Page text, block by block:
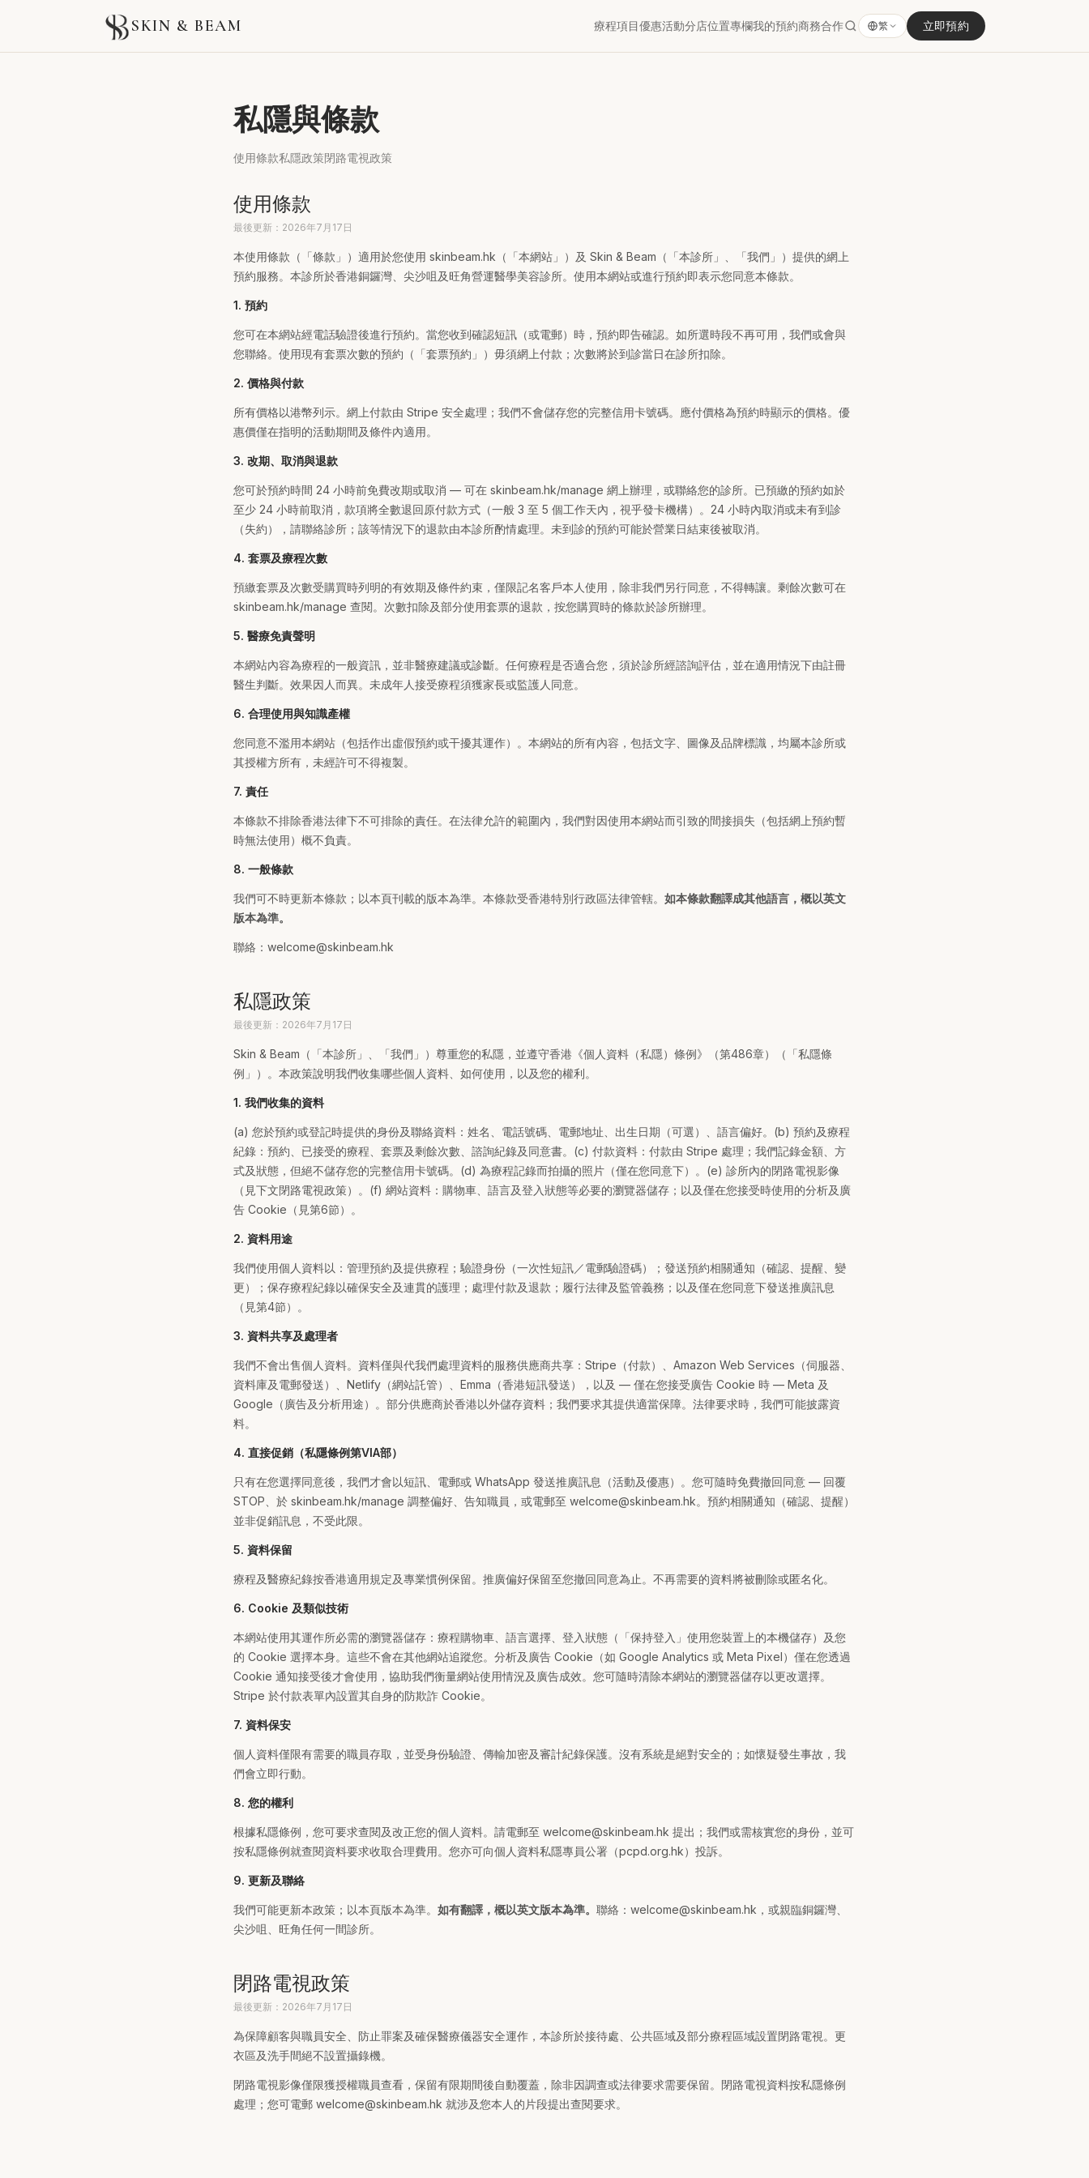
SKIN & BEAM 療程項目優惠活動分店位置專欄我的預約商務合作 繁 立即預約
私隱與條款
使用條款私隱政策閉路電視政策
使用條款
最後更新：2026年7月17日
本使用條款（「條款」）適用於您使用 skinbeam.hk（「本網站」）及 Skin & Beam（「本診所」、「我們」）提供的網上
預約服務。本診所於香港銅鑼灣、尖沙咀及旺角營運醫學美容診所。使用本網站或進行預約即表示您同意本條款。
1. 預約
您可在本網站經電話驗證後進行預約。當您收到確認短訊（或電郵）時，預約即告確認。如所選時段不再可用，我們或會與
您聯絡。使用現有套票次數的預約（「套票預約」）毋須網上付款；次數將於到診當日在診所扣除。
2. 價格與付款
所有價格以港幣列示。網上付款由 Stripe 安全處理；我們不會儲存您的完整信用卡號碼。應付價格為預約時顯示的價格。優
惠價僅在指明的活動期間及條件內適用。
3. 改期、取消與退款
您可於預約時間 24 小時前免費改期或取消 — 可在 skinbeam.hk/manage 網上辦理，或聯絡您的診所。已預繳的預約如於
至少 24 小時前取消，款項將全數退回原付款方式（一般 3 至 5 個工作天內，視乎發卡機構）。24 小時內取消或未有到診
（失約），請聯絡診所；該等情況下的退款由本診所酌情處理。未到診的預約可能於營業日結束後被取消。
4. 套票及療程次數
預繳套票及次數受購買時列明的有效期及條件約束，僅限記名客戶本人使用，除非我們另行同意，不得轉讓。剩餘次數可在
skinbeam.hk/manage 查閱。次數扣除及部分使用套票的退款，按您購買時的條款於診所辦理。
5. 醫療免責聲明
本網站內容為療程的一般資訊，並非醫療建議或診斷。任何療程是否適合您，須於診所經諮詢評估，並在適用情況下由註冊
醫生判斷。效果因人而異。未成年人接受療程須獲家長或監護人同意。
6. 合理使用與知識產權
您同意不濫用本網站（包括作出虛假預約或干擾其運作）。本網站的所有內容，包括文字、圖像及品牌標識，均屬本診所或
其授權方所有，未經許可不得複製。
7. 責任
本條款不排除香港法律下不可排除的責任。在法律允許的範圍內，我們對因使用本網站而引致的間接損失（包括網上預約暫
時無法使用）概不負責。
8. 一般條款
我們可不時更新本條款；以本頁刊載的版本為準。本條款受香港特別行政區法律管轄。 如本條款翻譯成其他語言，概以英文
版本為準。
聯絡：welcome@skinbeam.hk
私隱政策
最後更新：2026年7月17日
Skin & Beam（「本診所」、「我們」）尊重您的私隱，並遵守香港《個人資料（私隱）條例》（第486章）（「私隱條
例」）。本政策說明我們收集哪些個人資料、如何使用，以及您的權利。
1. 我們收集的資料
(a) 您於預約或登記時提供的身份及聯絡資料：姓名、電話號碼、電郵地址、出生日期（可選）、語言偏好。(b) 預約及療程
紀錄：預約、已接受的療程、套票及剩餘次數、諮詢紀錄及同意書。(c) 付款資料：付款由 Stripe 處理；我們記錄金額、方
式及狀態，但絕不儲存您的完整信用卡號碼。(d) 為療程記錄而拍攝的照片（僅在您同意下）。(e) 診所內的閉路電視影像
（見下文閉路電視政策）。(f) 網站資料：購物車、語言及登入狀態等必要的瀏覽器儲存；以及僅在您接受時使用的分析及廣
告 Cookie（見第6節）。
2. 資料用途
我們使用個人資料以：管理預約及提供療程；驗證身份（一次性短訊／電郵驗證碼）；發送預約相關通知（確認、提醒、變
更）；保存療程紀錄以確保安全及連貫的護理；處理付款及退款；履行法律及監管義務；以及僅在您同意下發送推廣訊息
（見第4節）。
3. 資料共享及處理者
我們不會出售個人資料。資料僅與代我們處理資料的服務供應商共享：Stripe（付款）、Amazon Web Services（伺服器、
資料庫及電郵發送）、Netlify（網站託管）、Emma（香港短訊發送），以及 — 僅在您接受廣告 Cookie 時 — Meta 及
Google（廣告及分析用途）。部分供應商於香港以外儲存資料；我們要求其提供適當保障。法律要求時，我們可能披露資
料。
4. 直接促銷（私隱條例第VIA部）
只有在您選擇同意後，我們才會以短訊、電郵或 WhatsApp 發送推廣訊息（活動及優惠）。您可隨時免費撤回同意 — 回覆
STOP、於 skinbeam.hk/manage 調整偏好、告知職員，或電郵至 welcome@skinbeam.hk。預約相關通知（確認、提醒）
並非促銷訊息，不受此限。
5. 資料保留
療程及醫療紀錄按香港適用規定及專業慣例保留。推廣偏好保留至您撤回同意為止。不再需要的資料將被刪除或匿名化。
6. Cookie 及類似技術
本網站使用其運作所必需的瀏覽器儲存：療程購物車、語言選擇、登入狀態（「保持登入」使用您裝置上的本機儲存）及您
的 Cookie 選擇本身。這些不會在其他網站追蹤您。分析及廣告 Cookie（如 Google Analytics 或 Meta Pixel）僅在您透過
Cookie 通知接受後才會使用，協助我們衡量網站使用情況及廣告成效。您可隨時清除本網站的瀏覽器儲存以更改選擇。
Stripe 於付款表單內設置其自身的防欺詐 Cookie。
7. 資料保安
個人資料僅限有需要的職員存取，並受身份驗證、傳輸加密及審計紀錄保護。沒有系統是絕對安全的；如懷疑發生事故，我
們會立即行動。
8. 您的權利
根據私隱條例，您可要求查閱及改正您的個人資料。請電郵至 welcome@skinbeam.hk 提出；我們或需核實您的身份，並可
按私隱條例就查閱資料要求收取合理費用。您亦可向個人資料私隱專員公署（pcpd.org.hk）投訴。
9. 更新及聯絡
我們可能更新本政策；以本頁版本為準。 如有翻譯，概以英文版本為準。 聯絡：welcome@skinbeam.hk，或親臨銅鑼灣、
尖沙咀、旺角任何一間診所。
閉路電視政策
最後更新：2026年7月17日
為保障顧客與職員安全、防止罪案及確保醫療儀器安全運作，本診所於接待處、公共區域及部分療程區域設置閉路電視。更
衣區及洗手間絕不設置攝錄機。
閉路電視影像僅限獲授權職員查看，保留有限期間後自動覆蓋，除非因調查或法律要求需要保留。閉路電視資料按私隱條例
處理；您可電郵 welcome@skinbeam.hk 就涉及您本人的片段提出查閱要求。